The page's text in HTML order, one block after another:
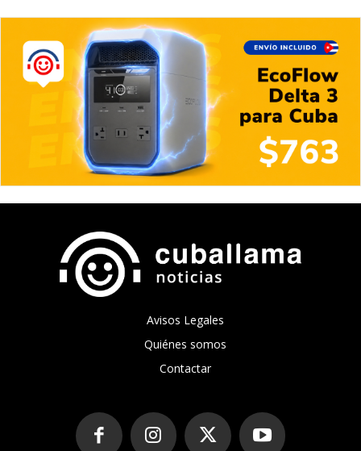
Avisos Legales
Quiénes somos
Contactar